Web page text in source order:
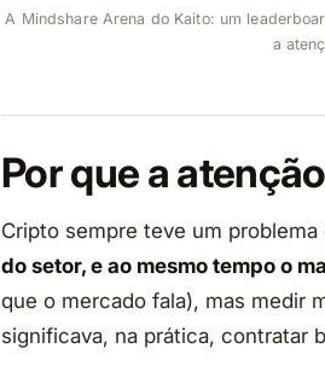
A Mindshare Arena do Kaito: um
a
Por que a
Cripto sempre teve um problema
do setor, e ao mesmo tempo o
que o mercado fala), mas medir
significava, na prática, contratar